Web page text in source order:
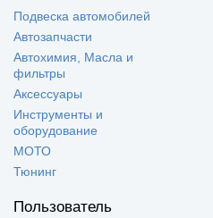
Подвеска автомобилей
Автозапчасти
Автохимия, Масла и
фильтры
Аксессуары
Инструменты и
оборудование
МОТО
Тюнинг
Пользователь